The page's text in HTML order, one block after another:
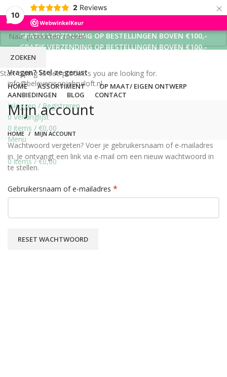
10
2 Reviews ×
GRATIS VERZENDING OP BESTELLINGEN BOVEN €100,-
GRATIS VERZENDING OP BESTELLINGEN BOVEN €100,-
GRATIS VERZENDING OP BESTELLINGEN BOVEN €100,-
Vragen? Stel ze gerust
info@belevenisopjebruiloft.nl
Inloggen / Registreren
0Verlanglijst
0 items / €0,00
Menu
0items / €0,00
HOME ASSORTIMENT
OP MAAT/ EIGEN ONTWERP
AANBIEDINGEN
BLOG CONTACT
Mijn account
HOME MIJN ACCOUNT
Wachtwoord vergeten? Voer je gebruikersnaam of e-mailadres
in. Je ontvangt een link via e-mail om een nieuw wachtwoord in
te stellen.
Gebruikersnaam of e-mailadres *
RESET WACHTWOORD
ZOEKEN
Start typing to see products you are looking for.